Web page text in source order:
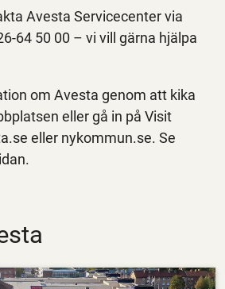
Avesta Servicecenter via
64 50 00 – vi vill gärna hjälpa
om Avesta genom att kika
eller gå in på Visit
eller nykommun.se. Se